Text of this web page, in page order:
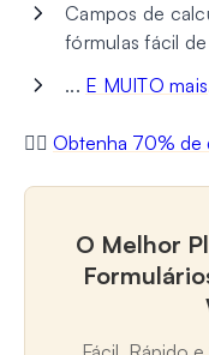
Campos de
fórmulas fácil
... E MUITO mais
👉🏼 Obtenha 70% de
O Melhor